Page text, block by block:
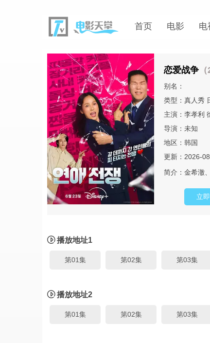
首页 电影 电
恋爱战争
别名：
类型： 真人秀
主演： 李孝利
导演：未知
地区： 韩国
更新：2026-
简介： 金希澈
立
播放地址1
第01集 第02集 第03集
播放地址2
第01集 第02集 第03集